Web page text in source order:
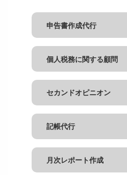
申告書作成代行
個人税務に関する顧問
セカンドオピニオン
記帳代行
月次レポート作成